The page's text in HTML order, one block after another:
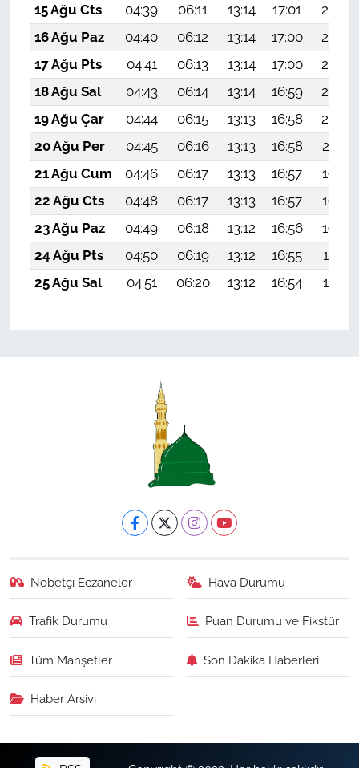
15 Ağu Cts
04:39 06:11 13:14 17:01
20:07
16 Ağu Paz
04:40 06:12 13:14 17:00
20:06
17 Ağu Pts
04:41 06:13 13:14 17:00
20:05
18 Ağu Sal
04:43 06:14 13:14 16:59
20:03
19 Ağu Çar
04:44 06:15 13:13 16:58
20:02
20 Ağu Per
04:45 06:16 13:13 16:58
20:01
21 Ağu Cum
04:46 06:17 13:13 16:57
19:59
22 Ağu Cts
04:48 06:17 13:13 16:57
19:58
23 Ağu Paz
04:49 06:18 13:12 16:56
19:56
24 Ağu Pts
04:50 06:19 13:12 16:55
19:55
25 Ağu Sal
04:51 06:20 13:12 16:54 19:54
Nöbetçi Eczaneler Hava Durumu
Trafik Durumu Puan Durumu ve Fikstür
Tüm Manşetler Son Dakika Haberleri
Haber Arşivi